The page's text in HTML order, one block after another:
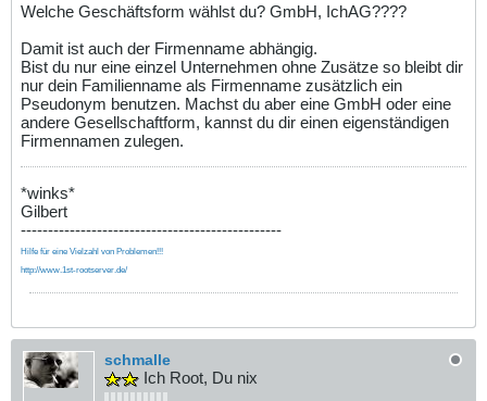
Welche Geschäftsform wählst du? GmbH, IchAG????
Damit ist auch der Firmenname abhängig.
Bist du nur eine einzel Unternehmen ohne Zusätze so bleibt dir
nur dein Familienname als Firmenname zusätzlich ein
Pseudonym benutzen. Machst du aber eine GmbH oder eine
andere Gesellschaftform, kannst du dir einen eigenständigen
Firmennamen zulegen.
*winks*
Gilbert
------------------------------------------------
Hilfe für eine Vielzahl von Problemen!!!
http://www.1st-rootserver.de/
schmalle
Ich Root, Du nix